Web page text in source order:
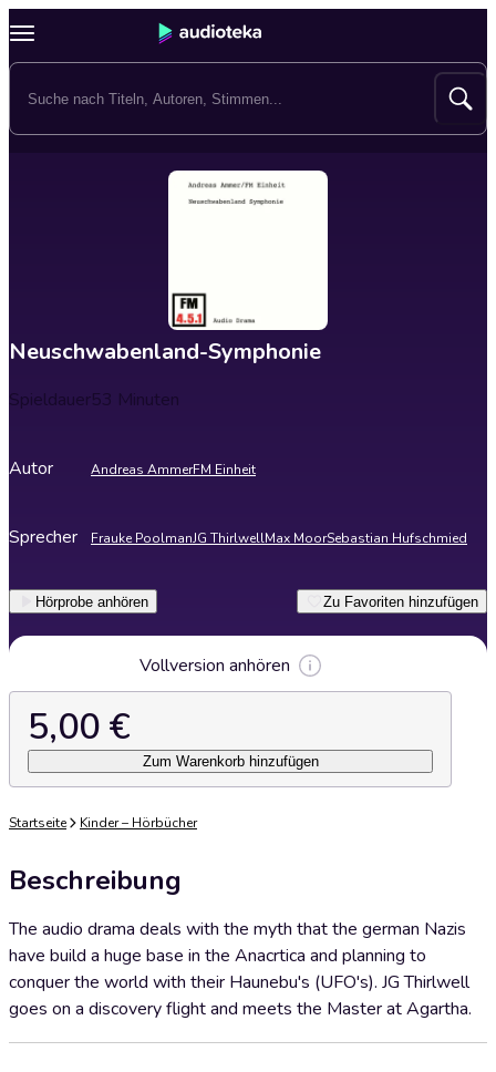
Neuschwabenland-Symphonie
Spieldauer53 Minuten
Autor Andreas AmmerFM Einheit
Sprecher Frauke PoolmanJG ThirlwellMax MoorSebastian Hufschmied
Hörprobe anhören Zu Favoriten hinzufügen
Vollversion anhören
5,00 €
Zum Warenkorb hinzufügen
Startseite Kinder – Hörbücher
Beschreibung
The audio drama deals with the myth that the german Nazis
have build a huge base in the Anacrtica and planning to
conquer the world with their Haunebu's (UFO's). JG Thirlwell
goes on a discovery flight and meets the Master at Agartha.